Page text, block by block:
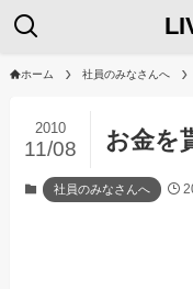
ホーム 社員のみなさんへ
お金を
2010
11/08
社員のみなさんへ